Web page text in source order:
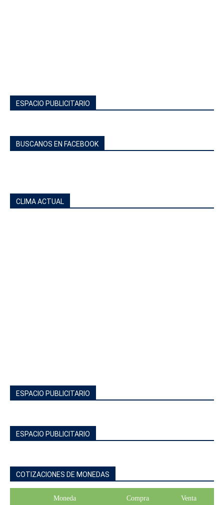
ESPACIO PUBLICITARIO
BUSCANOS EN FACEBOOK
CLIMA ACTUAL
ESPACIO PUBLICITARIO
ESPACIO PUBLICITARIO
COTIZACIONES DE MONEDAS
Moneda Compra Venta